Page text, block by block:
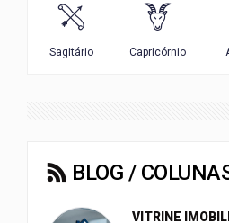
BLOG /
VITRINE